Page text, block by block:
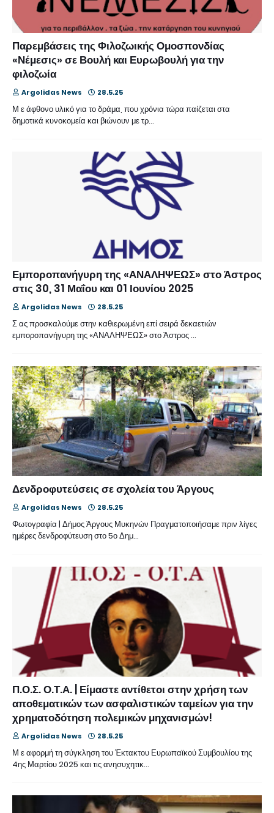
Παρεμβάσεις της Φιλοζωικής Ομοσπονδίας
«Νέμεσις» σε Βουλή και Ευρωβουλή για την
φιλοζωία
Argolidas News 28.5.25
Μ ε άφθονο υλικό για το δράμα, που χρόνια τώρα παίζεται στα
δημοτικά κυνοκομεία και βιώνουν με τρ…
Εμποροπανήγυρη της «ΑΝΑΛΗΨΕΩΣ» στο Άστρος
στις 30, 31 Μαΐου και 01 Ιουνίου 2025
Argolidas News 28.5.25
Σ ας προσκαλούμε στην καθιερωμένη επί σειρά δεκαετιών
εμποροπανήγυρη της «ΑΝΑΛΗΨΕΩΣ» στο Άστρος …
Δενδροφυτεύσεις σε σχολεία του Άργους
Argolidas News 28.5.25
Φωτογραφία | Δήμος Άργους Μυκηνών Πραγματοποιήσαμε πριν λίγες
ημέρες δενδροφύτευση στο 5ο Δημ…
Π.Ο.Σ. Ο.Τ.Α. | Είμαστε αντίθετοι στην χρήση των
αποθεματικών των ασφαλιστικών ταμείων για την
χρηματοδότηση πολεμικών μηχανισμών!
Argolidas News 28.5.25
Μ ε αφορμή τη σύγκληση του Έκτακτου Ευρωπαϊκού Συμβουλίου της
4ης Μαρτίου 2025 και τις ανησυχητικ…